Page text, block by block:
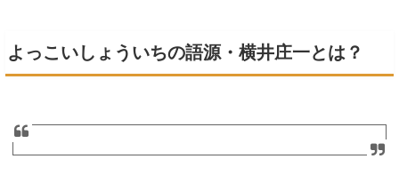
よっこいしょういちの語源・横井庄一とは？